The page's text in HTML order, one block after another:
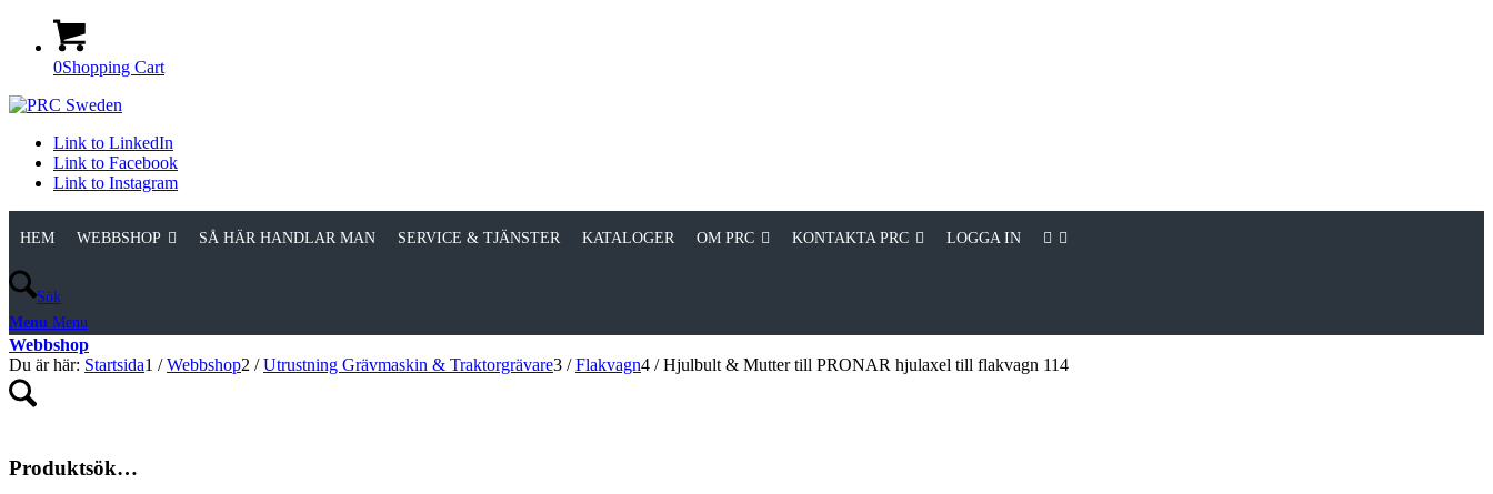
0Shopping Cart
Link to LinkedIn
Link to Facebook
Link to Instagram
HEM WEBBSHOP SÅ HÄR HANDLAR MAN SERVICE & TJÄNSTER KATALOGER OM PRC KONTAKTA PRC LOGGA IN
Sök
Menu Menu
Webbshop
Du är här: Startsida1 / Webbshop2 / Utrustning Grävmaskin & Traktorgrävare3 / Flakvagn4 / Hjulbult & Mutter till PRONAR hjulaxel till flakvagn 114
Produktsök…